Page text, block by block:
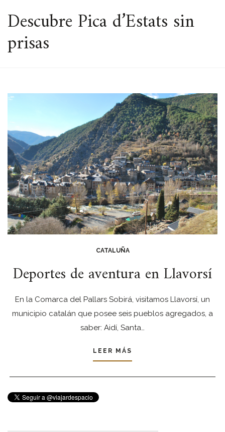
ESPACIO
Descubre Pica d’Estats sin
prisas
CATALUÑA
Deportes de aventura en Llavorsí
En la Comarca del Pallars Sobirá, visitamos Llavorsí, un
municipio catalán que posee seis pueblos agregados, a
saber: Aidí, Santa…
LEER MÁS